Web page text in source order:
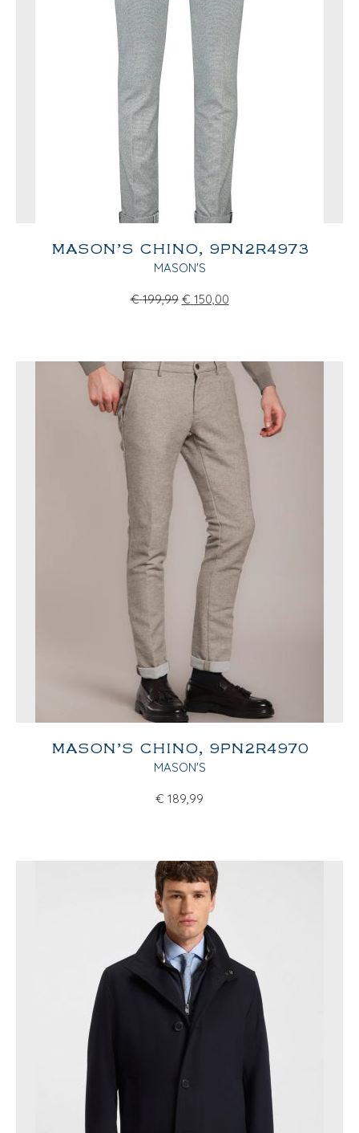
MASON’S CHINO, 9PN2R4973
MASON'S
€ 199,99 € 150,00
MASON’S CHINO, 9PN2R4970
MASON'S
€ 189,99